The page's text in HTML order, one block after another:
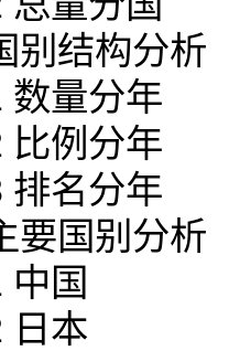
别结构分析
数量分年
比例分年
排名分年
要国别分析
中国
日本